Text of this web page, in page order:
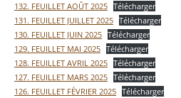
132. FEUILLET AOÛT 2025 Télécharger
131. FEUILLET JUILLET 2025 Télécharger
130. FEUILLET JUIN 2025 Télécharger
129. FEUILLET MAI 2025 Télécharger
128. FEUILLET AVRIL 2025 Télécharger
127. FEUILLET MARS 2025 Télécharger
126. FEUILLET FÉVRIER 2025 Télécharger